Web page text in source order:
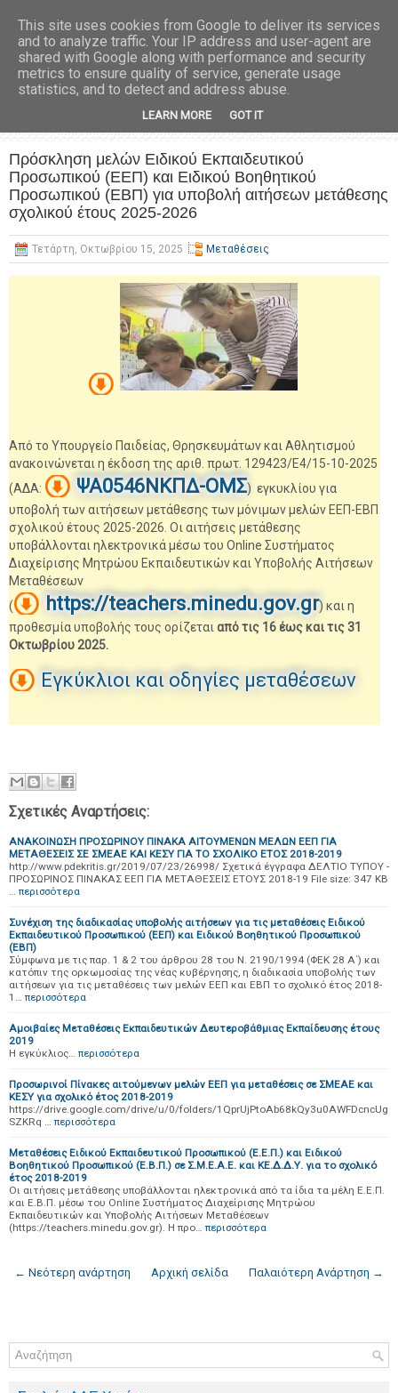
Πρόσκληση μελών Ειδικού Εκπαιδευτικού
Προσωπικού (ΕΕΠ) και Ειδικού Βοηθητικού
Προσωπικού (ΕΒΠ) για υποβολή αιτήσεων μετάθεσης
σχολικού έτους 2025-2026
Τετάρτη, Οκτωβρίου 15, 2025 Μεταθέσεις
Από το Υπουργείο Παιδείας, Θρησκευμάτων και Αθλητισμού
ανακοινώνεται η έκδοση της αριθ. πρωτ. 129423/Ε4/15-10-2025
(ΑΔΑ:
ΨΑ0546ΝΚΠΔ-ΟΜΣ) εγκυκλίου για
υποβολή των αιτήσεων μετάθεσης των μόνιμων μελών ΕΕΠ-ΕΒΠ
σχολικού έτους 2025-2026. Οι αιτήσεις μετάθεσης
υποβάλλονται ηλεκτρονικά μέσω του Online Συστήματος
Διαχείρισης Μητρώου Εκπαιδευτικών και Υποβολής Αιτήσεων
Μεταθέσεων
(
https://teachers.minedu.gov.gr) και η
προθεσμία υποβολής τους ορίζεται από τις 16 έως και τις 31
Οκτωβρίου 2025.
Εγκύκλιοι και οδηγίες μεταθέσεων
Σχετικές Αναρτήσεις:
ΑΝΑΚΟΙΝΩΣΗ ΠΡΟΣΩΡΙΝΟΥ ΠΙΝΑΚΑ ΑΙΤΟΥΜΕΝΩΝ ΜΕΛΩΝ ΕΕΠ ΓΙΑ
ΜΕΤΑΘΕΣΕΙΣ ΣΕ ΣΜΕΑΕ ΚΑΙ ΚΕΣΥ ΓΙΑ ΤΟ ΣΧΟΛΙΚΟ ΕΤΟΣ 2018-2019
http://www.pdekritis.gr/2019/07/23/26998/ Σχετικά έγγραφα ΔΕΛΤΙΟ ΤΥΠΟΥ -
ΠΡΟΣΩΡΙΝΟΣ ΠΙΝΑΚΑΣ ΕΕΠ ΓΙΑ ΜΕΤΑΘΕΣΕΙΣ ΕΤΟΥΣ 2018-19 File size: 347 KB
… περισσότερα
Συνέχιση της διαδικασίας υποβολής αιτήσεων για τις μεταθέσεις Ειδικού
Εκπαιδευτικού Προσωπικού (ΕΕΠ) και Ειδικού Βοηθητικού Προσωπικού
(ΕΒΠ)
Σύμφωνα με τις παρ. 1 & 2 του άρθρου 28 του Ν. 2190/1994 (ΦΕΚ 28 Α΄) και
κατόπιν της ορκωμοσίας της νέας κυβέρνησης, η διαδικασία υποβολής των
αιτήσεων για τις μεταθέσεις των μελών ΕΕΠ και ΕΒΠ το σχολικό έτος 2018-
1… περισσότερα
Αμοιβαίες Μεταθέσεις Εκπαιδευτικών Δευτεροβάθμιας Εκπαίδευσης έτους
2019
H εγκύκλιος… περισσότερα
Προσωρινοί Πίνακες αιτούμενων μελών ΕΕΠ για μεταθέσεις σε ΣΜΕΑΕ και
ΚΕΣΥ για σχολικό έτος 2018-2019
https://drive.google.com/drive/u/0/folders/1QprUjPtoAb68kQy3u0AWFDcncUg
SZKRq … περισσότερα
Μεταθέσεις Ειδικού Εκπαιδευτικού Προσωπικού (Ε.Ε.Π.) και Ειδικού
Βοηθητικού Προσωπικού (Ε.Β.Π.) σε Σ.Μ.Ε.Α.Ε. και ΚΕ.Δ.Δ.Υ. για το σχολικό
έτος 2018-2019
Οι αιτήσεις μετάθεσης υποβάλλονται ηλεκτρονικά από τα ίδια τα μέλη Ε.Ε.Π.
και Ε.Β.Π. μέσω του Online Συστήματος Διαχείρισης Μητρώου
Εκπαιδευτικών και Υποβολής Αιτήσεων Μεταθέσεων
(https://teachers.minedu.gov.gr). Η προ… περισσότερα
← Νεότερη ανάρτηση Παλαιότερη Ανάρτηση →
Αρχική σελίδα
This site uses cookies from Google to deliver its services
and to analyze traffic. Your IP address and user-agent are
shared with Google along with performance and security
metrics to ensure quality of service, generate usage
statistics, and to detect and address abuse.
LEARN MORE GOT IT